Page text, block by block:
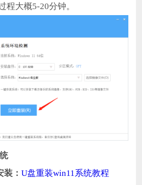
程大概5-20分钟。
： U盘重装win11系统教程